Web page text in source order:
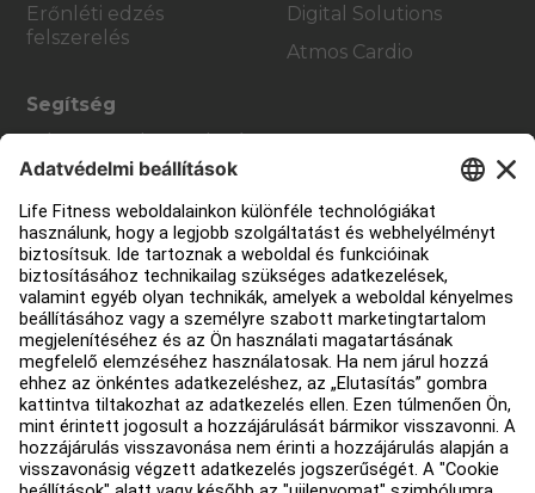
Erőnléti edzés
felszerelés
Digital Solutions
Atmos Cardio
Segítség
Edzőterem berendezés
Szolgáltatási központ
Oktatási központ
Rólunk
Forgalmazó keresése
Üzletek keresése
Jogi információk
Hozzáférhetőség
Bejelentkezés a Facility Connect